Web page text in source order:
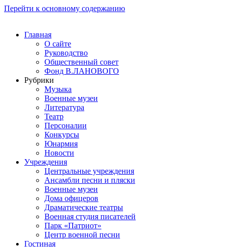
Перейти к основному содержанию
Главная
О сайте
Руководство
Общественный совет
Фонд В.ЛАНОВОГО
Рубрики
Музыка
Военные музеи
Литература
Театр
Персоналии
Конкурсы
Юнармия
Новости
Учреждения
Центральные учреждения
Ансамбли песни и пляски
Военные музеи
Дома офицеров
Драматические театры
Военная студия писателей
Парк «Патриот»
Центр военной песни
Гостиная